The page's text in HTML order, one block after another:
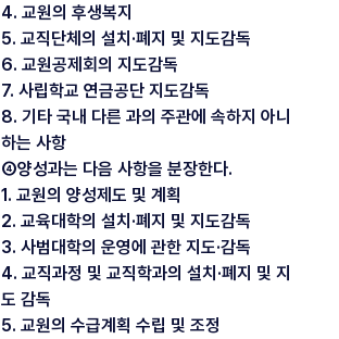
4. 교원의 후생복지
5. 교직단체의 설치·폐지 및 지도감독
6. 교원공제회의 지도감독
7. 사립학교 연금공단 지도감독
8. 기타 국내 다른 과의 주관에 속하지 아니
하는 사항
④양성과는 다음 사항을 분장한다.
1. 교원의 양성제도 및 계획
2. 교육대학의 설치·폐지 및 지도감독
3. 사범대학의 운영에 관한 지도·감독
4. 교직과정 및 교직학과의 설치·폐지 및 지
도 감독
5. 교원의 수급계획 수립 및 조정